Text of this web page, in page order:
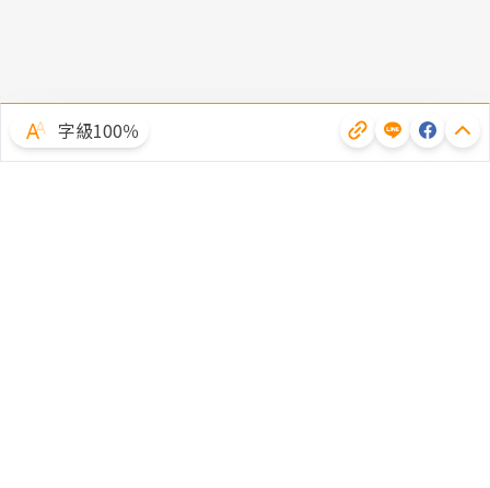
字級100％